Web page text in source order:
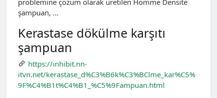
şampuan, …
Kerastase dökülme karşıtı
şampuan
https://inhibit.nn-
itvn.net/kerastase_d%C3%B6k%C3%BClme_kar%C5%
9F%C4%B1t%C4%B1_%C5%9Fampuan.html